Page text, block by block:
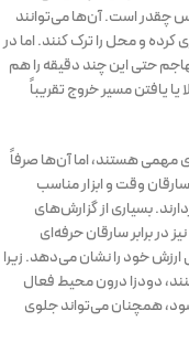
چقدر است. آن‌ها می‌توانند
و محل را ترک کنند. اما در
حتی این چند دقیقه را هم
یا یافتن مسیر خروج تقریباً
مهمی هستند، اما آن‌ها صرفاً
سارقان وقت و ابزار مناسب
بسیاری از گزارش‌های
برابر سارقان حرفه‌ای
ارزش خود را نشان می‌دهد. زیرا
دودزا درون محیط فعال
همچنان می‌تواند جلوی